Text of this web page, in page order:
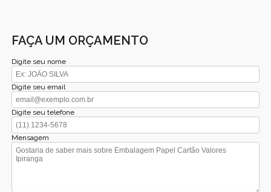
FAÇA UM ORÇAMENTO
Digite seu nome
Digite seu email
Digite seu telefone
Mensagem